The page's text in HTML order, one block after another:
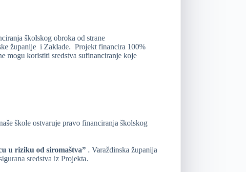
školskog obroka od strane
županije i Zaklade. Projekt financira 100%
mogu koristiti sredstva sufinanciranje koje
škole ostvaruje pravo financiranja školskog
u riziku od siromaštva”. Varaždinska županija
sredstva iz Projekta.